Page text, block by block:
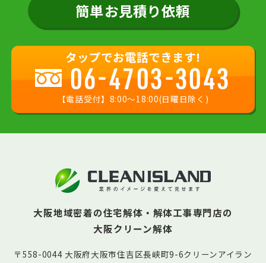
簡単お見積り依頼
タップでお電話できます!
06-4703-3043
【電話受付】8:00〜18:00(日曜日除く)
大阪地域密着の住宅解体・解体工事専門店の
大阪クリーン解体
〒558-0044 大阪府大阪市住吉区長峡町9-6クリーンアイラン